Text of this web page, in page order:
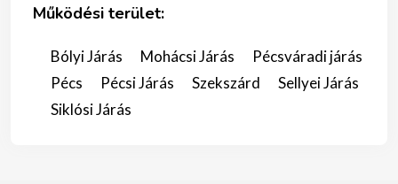
Működési terület:
Bólyi Járás Mohácsi Járás
Pécsváradi járás
Pécs
Pécsi Járás Szekszárd
Sellyei Járás
Siklósi Járás